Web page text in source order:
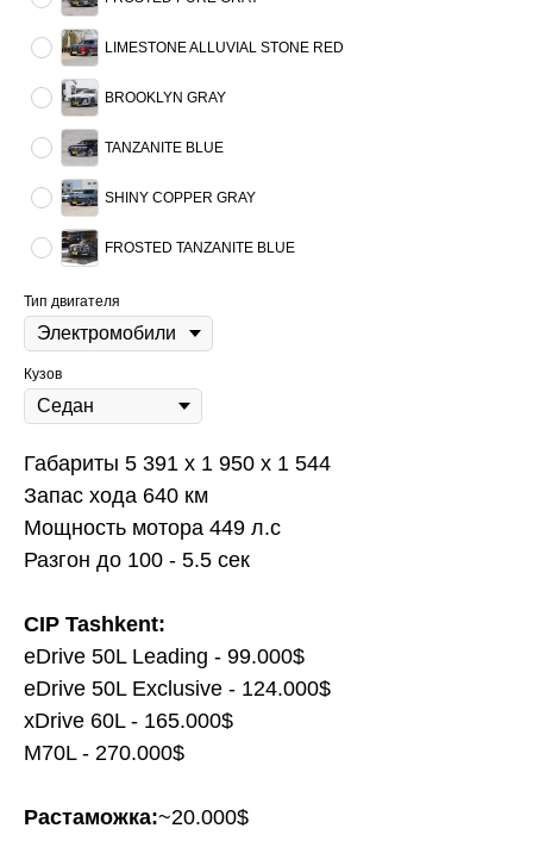
LIMESTONE ALLUVIAL STONE RED
BROOKLYN GRAY
TANZANITE BLUE
SHINY COPPER GRAY
FROSTED TANZANITE BLUE
Тип двигателя
Кузов
Габариты 5 391 х 1 950 х 1 544
Запас хода 640 км
Мощность мотора 449 л.с
Разгон до 100 - 5.5 сек
CIP Tashkent:
eDrive 50L Leading - 99.000$
eDrive 50L Exclusive - 124.000$
xDrive 60L - 165.000$
M70L - 270.000$
Растаможка:~20.000$